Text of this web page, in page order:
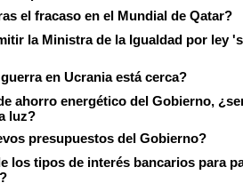
el fracaso en el Mundial de Qatar?
la Ministra de la Igualdad por ley
en Ucrania está cerca?
ahorro energético del Gobierno,
luz?
presupuestos del Gobierno?
los tipos de interés bancarios para